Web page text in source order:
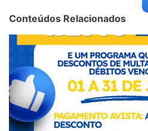
Conteúdos Relacionados